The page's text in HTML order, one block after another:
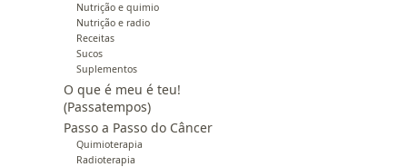
Nutrição e quimio
Nutrição e radio
Receitas
Sucos
Suplementos
O que é meu é teu!
(Passatempos)
Passo a Passo do Câncer
Quimioterapia
Radioterapia